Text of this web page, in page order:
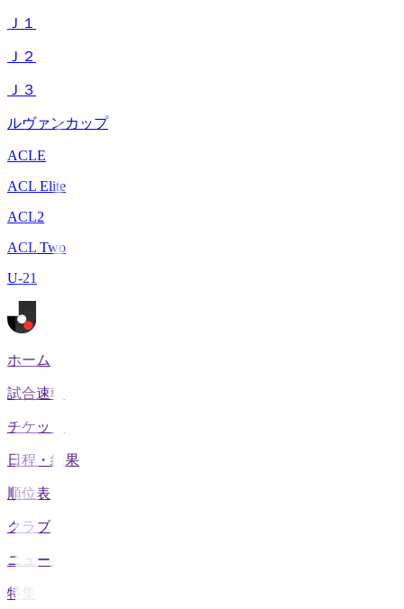
Ｊ１
Ｊ２
Ｊ３
ルヴァンカップ
ACLE
ACL Elite
ACL2
ACL Two
U-21
ホーム
試合速報
チケット
日程・結果
順位表
クラブ
ニュース
特集